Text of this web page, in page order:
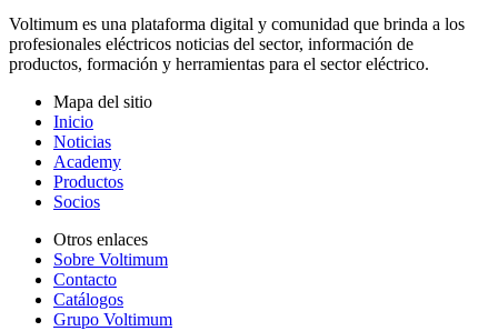
Voltimum es una plataforma digital y comunidad que brinda a los
profesionales eléctricos noticias del sector, información de
productos, formación y herramientas para el sector eléctrico.
Mapa del sitio
Inicio
Noticias
Academy
Productos
Socios
Otros enlaces
Sobre Voltimum
Contacto
Catálogos
Grupo Voltimum